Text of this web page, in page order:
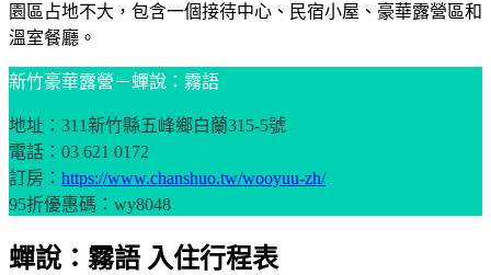
園區占地不大，包含一個接待中心、民宿小屋、豪華露營區和
溫室餐廳。
新竹豪華露營－蟬說：霧語
地址：311新竹縣五峰鄉白蘭315-5號
電話：03 621 0172
訂房： https://www.chanshuo.tw/wooyuu-zh/
95折優惠碼：wy8048
蟬說：霧語 入住行程表